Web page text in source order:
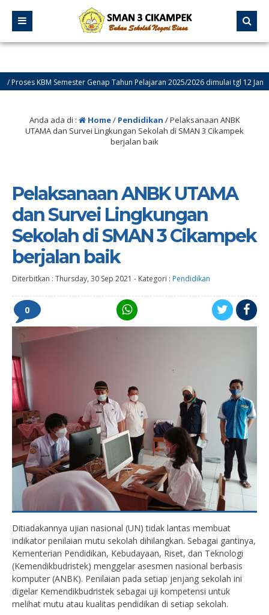
KBM Semester Genap Tahun Pelajaran 2025/2026 dimulai tgl 12 Januari
Datang di Website Resmi SMA Negeri 3 Cikampek – PROGRESIF
Anda ada di : Home/ Pendidikan /Pelaksanaan ANBK
UTAMA dan Survei Lingkungan Sekolah di SMAN 3 Cikampek
berjalan baik
Pelaksanaan ANBK UTAMA
dan Survei Lingkungan
Sekolah di SMAN 3 Cikampek
berjalan baik
Diterbitkan : Thursday, 30 Sep 2021 - Kategori : Pendidikan
0
Ditiadakannya ujian nasional (UN) tidak lantas membuat
indikator penilaian mutu sekolah dihilangkan. Sebagai gantinya,
Kementerian Pendidikan, Kebudayaan, Riset, dan Teknologi
(Kemendikbudristek) menggelar asesmen nasional berbasis
komputer (ANBK). Penilaian pada setiap jenjang sekolah ini
digelar Kemendikbudristek sebagai uji kompetensi untuk
melihat mutu atau kualitas pendidikan di setiap sekolah.